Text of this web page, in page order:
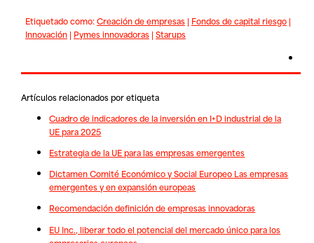
Etiquetado como:Creación de empresas| Fondos de capital riesgo|
Innovación| Pymes innovadoras| Starups
Artículos relacionados por etiqueta
Cuadro de indicadores de la inversión en I+D industrial de la
UE para 2025
Estrategia de la UE para las empresas emergentes
Dictamen Comité Económico y Social Europeo Las empresas
emergentes y en expansión europeas
Recomendación definición de empresas innovadoras
EU Inc., liberar todo el potencial del mercado único para los